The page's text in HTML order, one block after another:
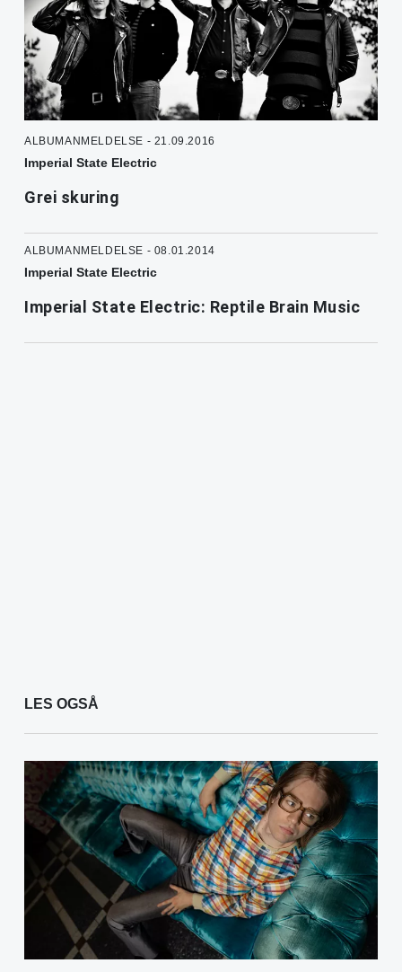
ALBUMANMELDELSE - 21.09.2016
Imperial State Electric
Grei skuring
ALBUMANMELDELSE - 08.01.2014
Imperial State Electric
Imperial State Electric: Reptile Brain Music
LES OGSÅ